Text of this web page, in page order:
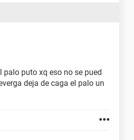
puto xq eso no se pued
deja de caga el palo un